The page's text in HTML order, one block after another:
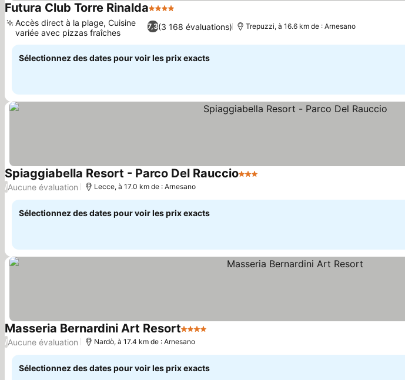
Futura Club Torre Rinalda4 Étoiles
7,3(3 168 évaluations)
Accès direct à la plage, Cuisine
variée avec pizzas fraîches
Trepuzzi, à 16.6 km de : Arnesano
Sélectionnez des dates pour voir les prix exacts
Spiaggiabella Resort - Parco Del Rauccio3 Étoiles
/Aucune évaluation Lecce, à 17.0 km de : Arnesano
Sélectionnez des dates pour voir les prix exacts
Masseria Bernardini Art Resort4 Étoiles
/Aucune évaluation Nardò, à 17.4 km de : Arnesano
Sélectionnez des dates pour voir les prix exacts